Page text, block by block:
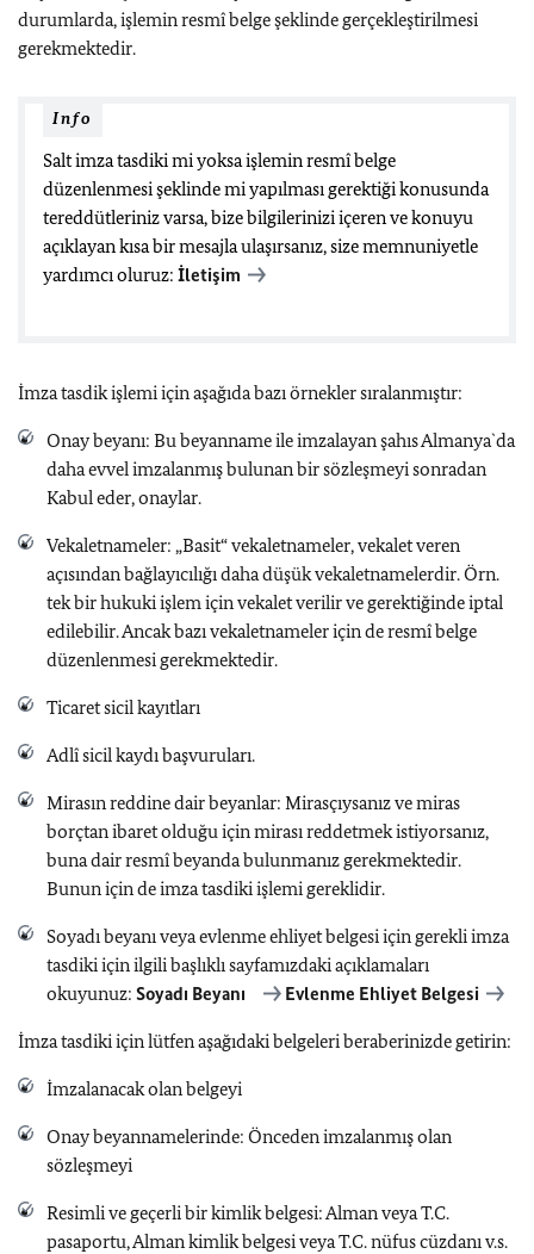
durumlarda, işlemin resmî belge şeklinde gerçekleştirilmesi
gerekmektedir.
Info
Salt imza tasdiki mi yoksa işlemin resmî belge
düzenlenmesi şeklinde mi yapılması gerektiği konusunda
tereddütleriniz varsa, bize bilgilerinizi içeren ve konuyu
açıklayan kısa bir mesajla ulaşırsanız, size memnuniyetle
yardımcı oluruz: İletişim
İmza tasdik işlemi için aşağıda bazı örnekler sıralanmıştır:
Onay beyanı: Bu beyanname ile imzalayan şahıs Almanya`da
daha evvel imzalanmış bulunan bir sözleşmeyi sonradan
Kabul eder, onaylar.
Vekaletnameler: „Basit“ vekaletnameler, vekalet veren
açısından bağlayıcılığı daha düşük vekaletnamelerdir. Örn.
tek bir hukuki işlem için vekalet verilir ve gerektiğinde iptal
edilebilir. Ancak bazı vekaletnameler için de resmî belge
düzenlenmesi gerekmektedir.
Ticaret sicil kayıtları
Adlî sicil kaydı başvuruları.
Mirasın reddine dair beyanlar: Mirasçıysanız ve miras
borçtan ibaret olduğu için mirası reddetmek istiyorsanız,
buna dair resmî beyanda bulunmanız gerekmektedir.
Bunun için de imza tasdiki işlemi gereklidir.
Soyadı beyanı veya evlenme ehliyet belgesi için gerekli imza
tasdiki için ilgili başlıklı sayfamızdaki açıklamaları
okuyunuz: Soyadı Beyanı Evlenme Ehliyet Belgesi
İmza tasdiki için lütfen aşağıdaki belgeleri beraberinizde getirin:
İmzalanacak olan belgeyi
Onay beyannamelerinde: Önceden imzalanmış olan
sözleşmeyi
Resimli ve geçerli bir kimlik belgesi: Alman veya T.C.
pasaportu, Alman kimlik belgesi veya T.C. nüfus cüzdanı v.s.